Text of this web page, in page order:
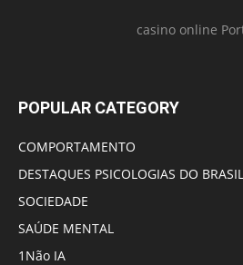
casino online
POPULAR CATEGORY
COMPORTAMENTO
DESTAQUES PSICOLOGIAS DO BRASIL
SOCIEDADE
SAÚDE MENTAL
1Não IA